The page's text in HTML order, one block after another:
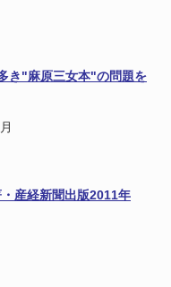
き"麻原三女本"の問題を
産経新聞出版2011年